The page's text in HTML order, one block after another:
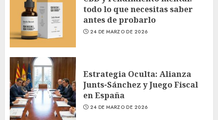
todo lo que necesitas saber
antes de probarlo
24 DE MARZO DE 2026
Estrategia Oculta: Alianza
Junts-Sánchez y Juego Fiscal
en España
24 DE MARZO DE 2026